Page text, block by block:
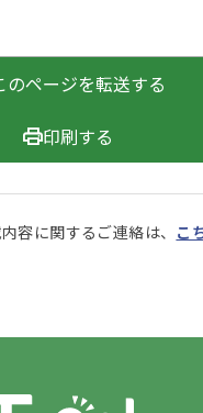
のページを転送する
印刷する
容に関するご連絡は、 こ